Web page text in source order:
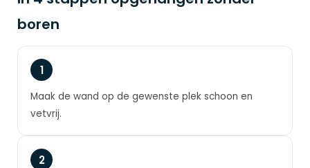
boren
1
Maak de wand op de gewenste plek schoon en
vetvrij.
2